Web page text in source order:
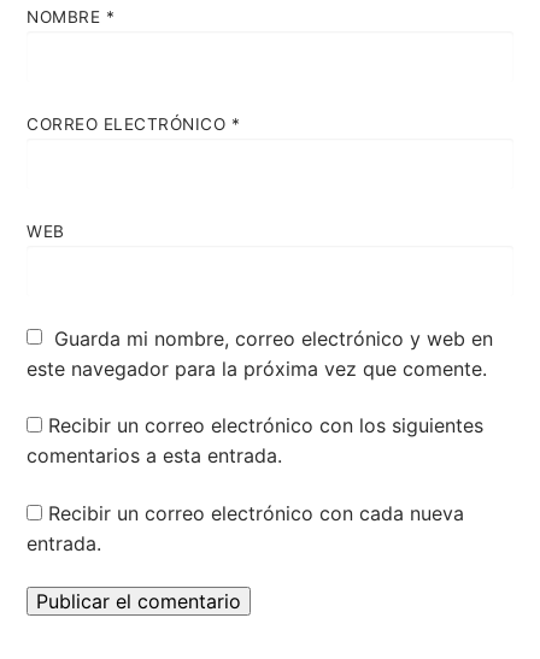
NOMBRE *
CORREO ELECTRÓNICO *
WEB
Guarda mi nombre, correo electrónico y web en
este navegador para la próxima vez que comente.
Recibir un correo electrónico con los siguientes
comentarios a esta entrada.
Recibir un correo electrónico con cada nueva
entrada.